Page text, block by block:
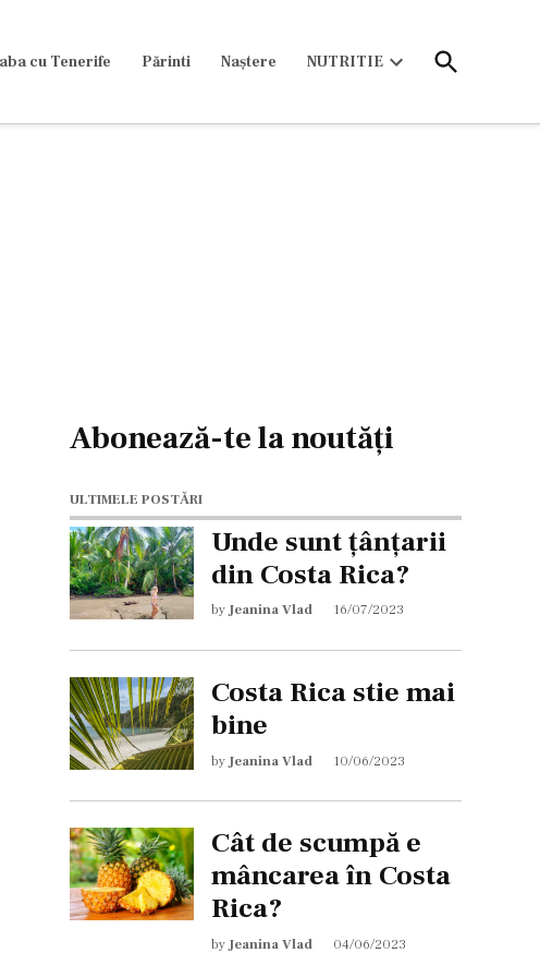
cu Tenerife Părinti Naștere NUTRITIE
Open
Search
Abonează-te la noutăți
ULTIMELE POSTĂRI
Unde sunt țânțarii
din Costa Rica?
byJeanina Vlad 16/07/2023
Costa Rica stie mai
bine
by Jeanina Vlad 10/06/2023
Cât de scumpă e
mâncarea în Costa
Rica?
by Jeanina Vlad 04/06/2023